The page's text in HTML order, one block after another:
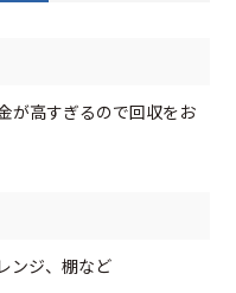
が高すぎるので回収をお
ンジ、棚など